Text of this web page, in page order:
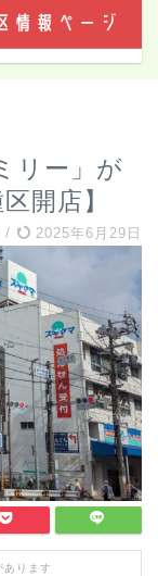
リー」が
開店】
/ 2025年6月29日
あります